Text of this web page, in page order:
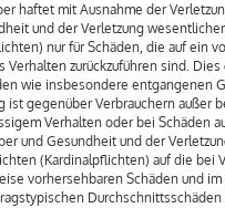
haftet mit Ausnahme der
und der Verletzung
nur für Schäden, die auf ein
Verhalten zurückzuführen sind.
wie insbesondere entgangenen
ist gegenüber Verbrauchern außer
Verhalten oder bei Schäden
und Gesundheit und der
(Kardinalpflichten) auf die bei
vorhersehbaren Schäden und